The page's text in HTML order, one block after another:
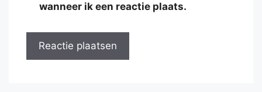
wanneer ik een reactie plaats.